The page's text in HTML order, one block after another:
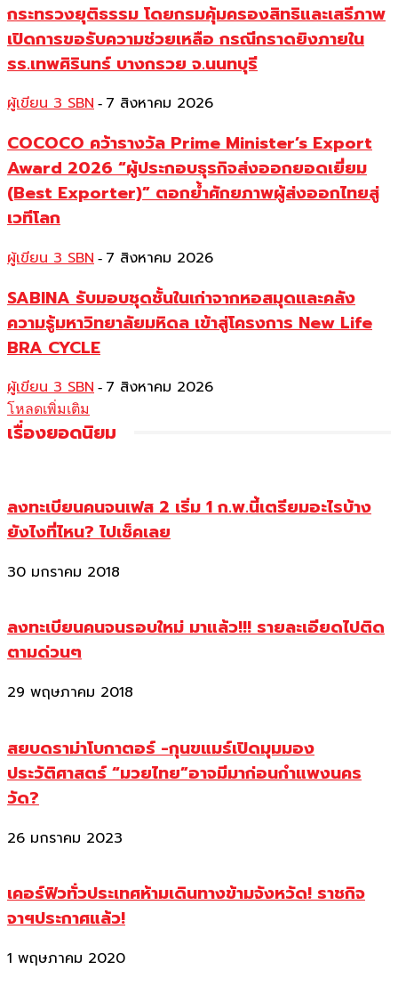
กระทรวงยุติธรรม โดยกรมคุ้มครองสิทธิและเสรีภาพ
เปิดการขอรับความช่วยเหลือ กรณีกราดยิงภายใน
รร.เทพศิรินทร์ บางกรวย จ.นนทบุรี
ผู้เขียน 3 SBN - 7 สิงหาคม 2026
COCOCO คว้ารางวัล Prime Minister’s Export
Award 2026 “ผู้ประกอบธุรกิจส่งออกยอดเยี่ยม
(Best Exporter)” ตอกย้ำศักยภาพผู้ส่งออกไทยสู่
เวทีโลก
ผู้เขียน 3 SBN - 7 สิงหาคม 2026
SABINA รับมอบชุดชั้นในเก่าจากหอสมุดและคลัง
ความรู้มหาวิทยาลัยมหิดล เข้าสู่โครงการ New Life
BRA CYCLE
ผู้เขียน 3 SBN - 7 สิงหาคม 2026
โหลดเพิ่มเติม
เรื่องยอดนิยม
ลงทะเบียนคนจนเฟส 2 เริ่ม 1 ก.พ.นี้เตรียมอะไรบ้าง
ยังไงที่ไหน? ไปเช็คเลย
30 มกราคม 2018
ลงทะเบียนคนจนรอบใหม่ มาแล้ว!!! รายละเอียดไปติด
ตามด่วนๆ
29 พฤษภาคม 2018
สยบดราม่าโบกาตอร์ -กุนขแมร์เปิดมุมมอง
ประวัติศาสตร์ “มวยไทย”อาจมีมาก่อนกำแพงนคร
วัด?
26 มกราคม 2023
เคอร์ฟิวทั่วประเทศห้ามเดินทางข้ามจังหวัด! ราชกิจ
จาฯประกาศแล้ว!
1 พฤษภาคม 2020